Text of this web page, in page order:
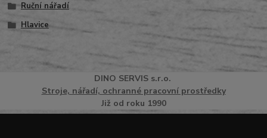
Ruční nářadí
Hlavice
DINO SERVISs.r.o.
Stroje, nářadí, ochranné pracovní prostředky
Již od roku 1990